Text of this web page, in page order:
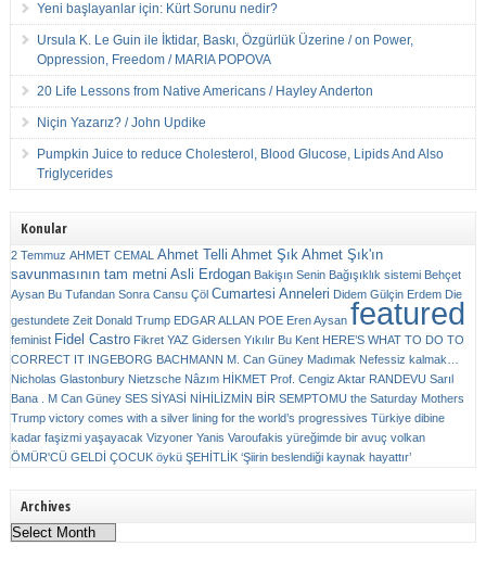
Yeni başlayanlar için: Kürt Sorunu nedir?
Ursula K. Le Guin ile İktidar, Baskı, Özgürlük Üzerine / on Power,
Oppression, Freedom / MARIA POPOVA
20 Life Lessons from Native Americans / Hayley Anderton
Niçin Yazarız? / John Updike
Pumpkin Juice to reduce Cholesterol, Blood Glucose, Lipids And Also
Triglycerides
Konular
2 Temmuz AHMET CEMAL Ahmet Telli Ahmet Şık Ahmet Şık'ın
savunmasının tam metni Asli Erdogan Bakişın Senin Bağışıklık sistemi Behçet
Aysan Bu Tufandan Sonra Cansu Çöl Cumartesi Anneleri Didem Gülçin Erdem Die
gestundete Zeit Donald Trump EDGAR ALLAN POE Eren Aysan featured
feminist Fidel Castro Fikret YAZ Gidersen Yıkılır Bu Kent HERE’S WHAT TO DO TO
CORRECT IT INGEBORG BACHMANN M. Can Güney Madımak Nefessiz kalmak…
Nicholas Glastonbury Nietzsche Nâzım HİKMET Prof. Cengiz Aktar RANDEVU Sarıl
Bana . M Can Güney SES SİYASİ NİHİLİZMİN BİR SEMPTOMU the Saturday Mothers
Trump victory comes with a silver lining for the world’s progressives Türkiye dibine
kadar faşizmi yaşayacak Vizyoner Yanis Varoufakis yüreğimde bir avuç volkan
ÖMÜR'CÜ GELDİ ÇOCUK öykü ŞEHİTLİK ‘Şiirin beslendiği kaynak hayattır’
Archives
Archives